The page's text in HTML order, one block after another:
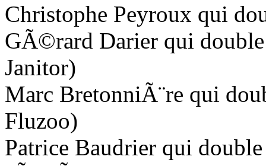
Christophe Peyroux qui
GÃ©rard Darier qui
Janitor)
Marc BretonniÃ¨re qui
Fluzoo)
Patrice Baudrier qui